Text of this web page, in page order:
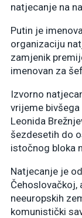
natjecanje na
Putin je
organizaciju
zamjenik
imenovan za
Izvorno
vrijeme
Leonida
šezdesetih do
istočnog bloka
Natjecanje je
Čehoslovačkoj,
neeuropskih
komunistički